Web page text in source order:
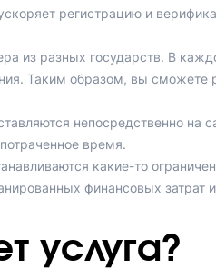
регистрацию и
из разных государств. В
Таким образом, вы сможете
непосредственно на
время.
какие-то
финансовых
услуга?